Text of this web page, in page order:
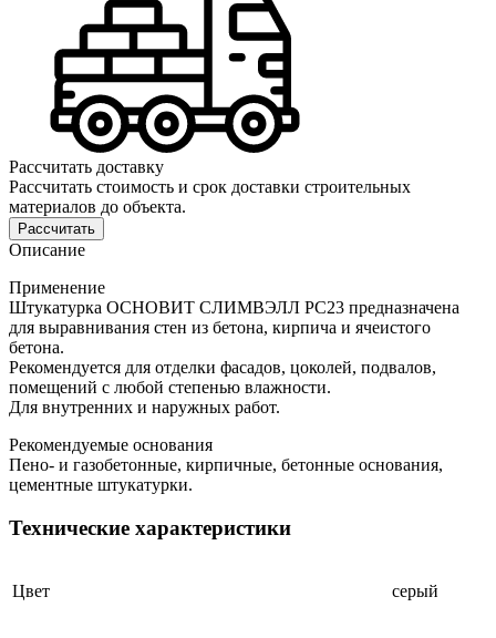
Рассчитать доставку
Рассчитать стоимость и срок доставки строительных
материалов до объекта.
Рассчитать
Описание
Применение
Штукатурка ОСНОВИТ СЛИМВЭЛЛ PC23 предназначена
для выравнивания стен из бетона, кирпича и ячеистого
бетона.
Рекомендуется для отделки фасадов, цоколей, подвалов,
помещений с любой степенью влажности.
Для внутренних и наружных работ.
Рекомендуемые основания
Пено- и газобетонные, кирпичные, бетонные основания,
цементные штукатурки.
Технические характеристики
Цвет серый